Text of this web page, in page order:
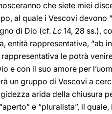
che siete miei
al quale i Vescovi devono
di Dio (cf. Lc 14, 28 ss.),
rappresentativa, “ab
le potrà
e con il suo amore per
un gruppo di Vescovi a
arida della chiusura
e “pluralista”, il